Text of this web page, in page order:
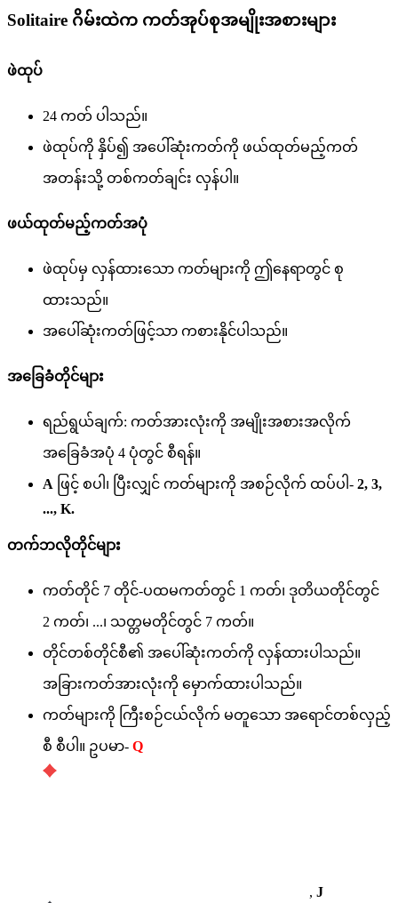
Solitaire ဂိမ်းထဲက ကတ်အုပ်စုအမျိုးအစားများ
ဖဲထုပ်
24 ကတ် ပါသည်။
ဖဲထုပ်ကို နှိပ်၍ အပေါ်ဆုံးကတ်ကို ဖယ်ထုတ်မည့်ကတ်
အတန်းသို့ တစ်ကတ်ချင်း လှန်ပါ။
ဖယ်ထုတ်မည့်ကတ်အပုံ
ဖဲထုပ်မှ လှန်ထားသော ကတ်များကို ဤနေရာတွင် စု
ထားသည်။
အပေါ်ဆုံးကတ်ဖြင့်သာ ကစားနိုင်ပါသည်။
အခြေခံတိုင်များ
ရည်ရွယ်ချက်: ကတ်အားလုံးကို အမျိုးအစားအလိုက်
အခြေခံအပုံ 4 ပုံတွင် စီရန်။
A ဖြင့် စပါ၊ ပြီးလျှင် ကတ်များကို အစဉ်လိုက် ထပ်ပါ- 2, 3,
..., K.
တက်ဘလိုတိုင်များ
ကတ်တိုင် 7 တိုင်-ပထမကတ်တွင် 1 ကတ်၊ ဒုတိယတိုင်တွင်
2 ကတ်၊ ...၊ သတ္တမတိုင်တွင် 7 ကတ်။
တိုင်တစ်တိုင်စီ၏ အပေါ်ဆုံးကတ်ကို လှန်ထားပါသည်။
အခြားကတ်အားလုံးကို မှောက်ထားပါသည်။
ကတ်များကို ကြီးစဉ်ငယ်လိုက် မတူသော အရောင်တစ်လှည့်
စီ စီပါ။ ဥပမာ- Q
, J